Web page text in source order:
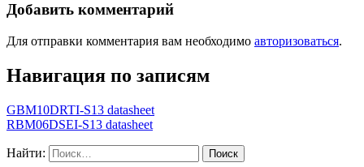
Добавить комментарий
Для отправки комментария вам необходимо авторизоваться.
Навигация по записям
GBM10DRTI-S13 datasheet
RBM06DSEI-S13 datasheet
Найти: